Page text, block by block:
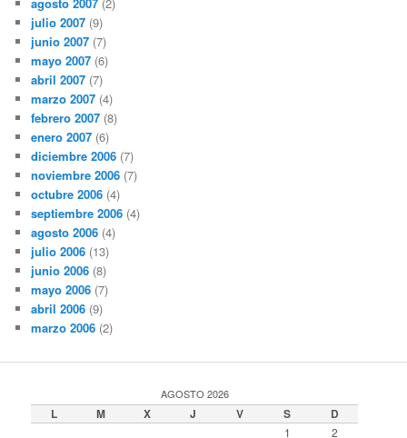
agosto 2007 (2)
julio 2007 (9)
junio 2007 (7)
mayo 2007 (6)
abril 2007 (7)
marzo 2007 (4)
febrero 2007 (8)
enero 2007 (6)
diciembre 2006 (7)
noviembre 2006 (7)
octubre 2006 (4)
septiembre 2006 (4)
agosto 2006 (4)
julio 2006 (13)
junio 2006 (8)
mayo 2006 (7)
abril 2006 (9)
marzo 2006 (2)
AGOSTO 2026
L M X J V S D
1 2